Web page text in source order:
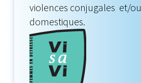
violences conjugales et/ou
domestiques.